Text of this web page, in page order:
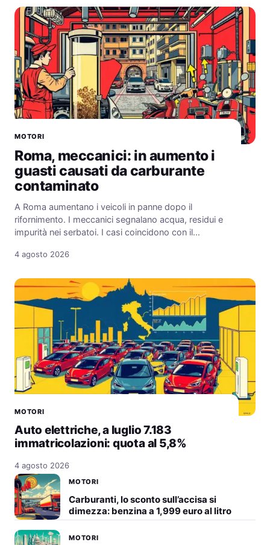
MOTORI
Roma, meccanici: in aumento i
guasti causati da carburante
contaminato
A Roma aumentano i veicoli in panne dopo il
rifornimento. I meccanici segnalano acqua, residui e
impurità nei serbatoi. I casi coincidono con il…
4 agosto 2026
MOTORI
Auto elettriche, a luglio 7.183
immatricolazioni: quota al 5,8%
4 agosto 2026
MOTORI
Carburanti, lo sconto sull’accisa si
dimezza: benzina a 1,999 euro al litro
MOTORI